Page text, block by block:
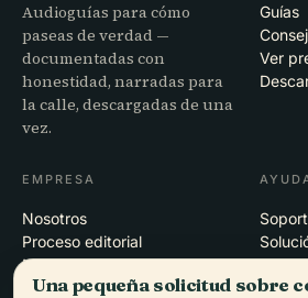
Audioguías para cómo
paseas de verdad —
documentadas con
honestidad, narradas para
la calle, descargadas de una
vez.
Guías
Ver
EMPRESA
Nosotros
Proceso editorial
Misión
app
Una pequeña solicitud sobre